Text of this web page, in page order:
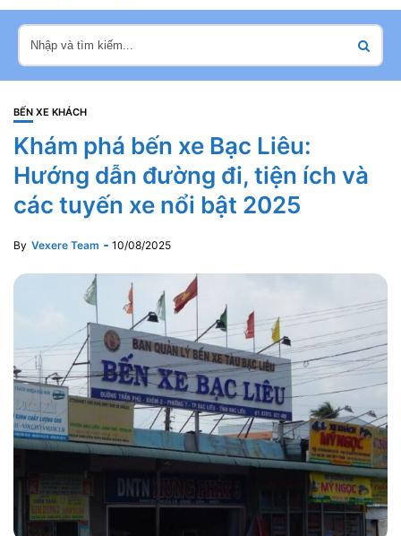
BẾN XE KHÁCH
Khám phá bến xe Bạc Liêu:
Hướng dẫn đường đi, tiện ích và
các tuyến xe nổi bật 2025
By Vexere Team 10/08/2025